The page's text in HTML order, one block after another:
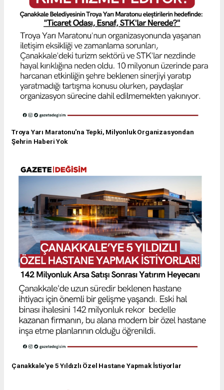
Troya Yarı Maratonu'na Tepki, Milyonluk Organizasyondan
Şehrin Haberi Yok
Çanakkale'ye 5 Yıldızlı Özel Hastane Yapmak İstiyorlar